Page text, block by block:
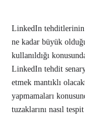
LinkedIn tehditlerinin
ne kadar büyük
kullanıldığı
LinkedIn tehdit
etmek mantıklı
yapmamaları
tuzaklarını nasıl